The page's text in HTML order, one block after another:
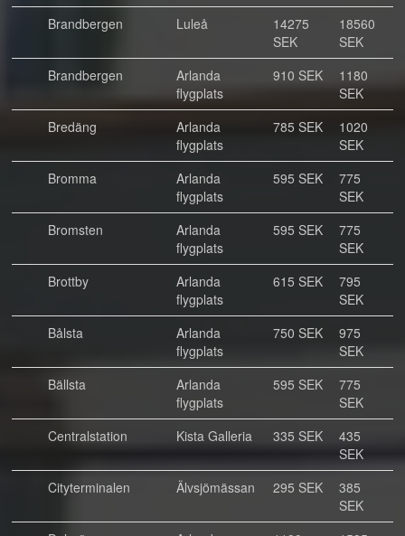
Brandbergen
Luleå
14275
SEK
18560
SEK
Brandbergen
Arlanda
flygplats
910 SEK
1180
SEK
Bredäng
Arlanda
flygplats
785 SEK
1020
SEK
Bromma
Arlanda
flygplats
595 SEK
775
SEK
Bromsten
Arlanda
flygplats
595 SEK
775
SEK
Brottby
Arlanda
flygplats
615 SEK
795
SEK
Bålsta
Arlanda
flygplats
750 SEK
975
SEK
Bällsta
Arlanda
flygplats
595 SEK
775
SEK
Centralstation
Kista Galleria 335 SEK
435
SEK
Cityterminalen
Älvsjömässan 295 SEK
385
SEK